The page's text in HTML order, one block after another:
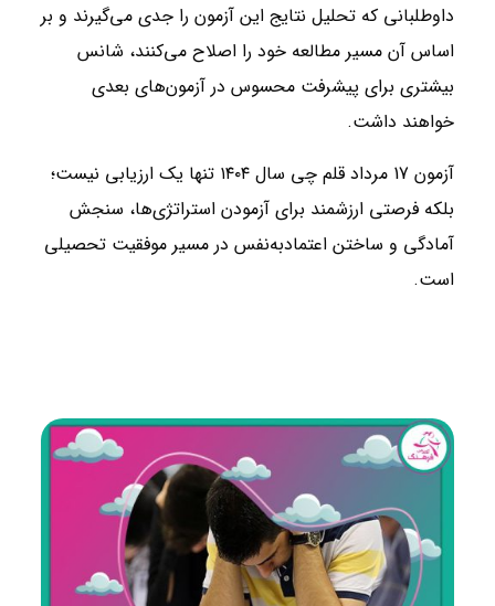
داوطلبانی که تحلیل نتایج این آزمون را جدی می‌گیرند و بر
اساس آن مسیر مطالعه خود را اصلاح می‌کنند، شانس
بیشتری برای پیشرفت محسوس در آزمون‌های بعدی
خواهند داشت.
آزمون 17 مرداد قلم‌ چی سال ۱۴۰۴ تنها یک ارزیابی نیست؛
بلکه فرصتی ارزشمند برای آزمودن استراتژی‌ها، سنجش
آمادگی و ساختن اعتمادبه‌نفس در مسیر موفقیت تحصیلی
است.